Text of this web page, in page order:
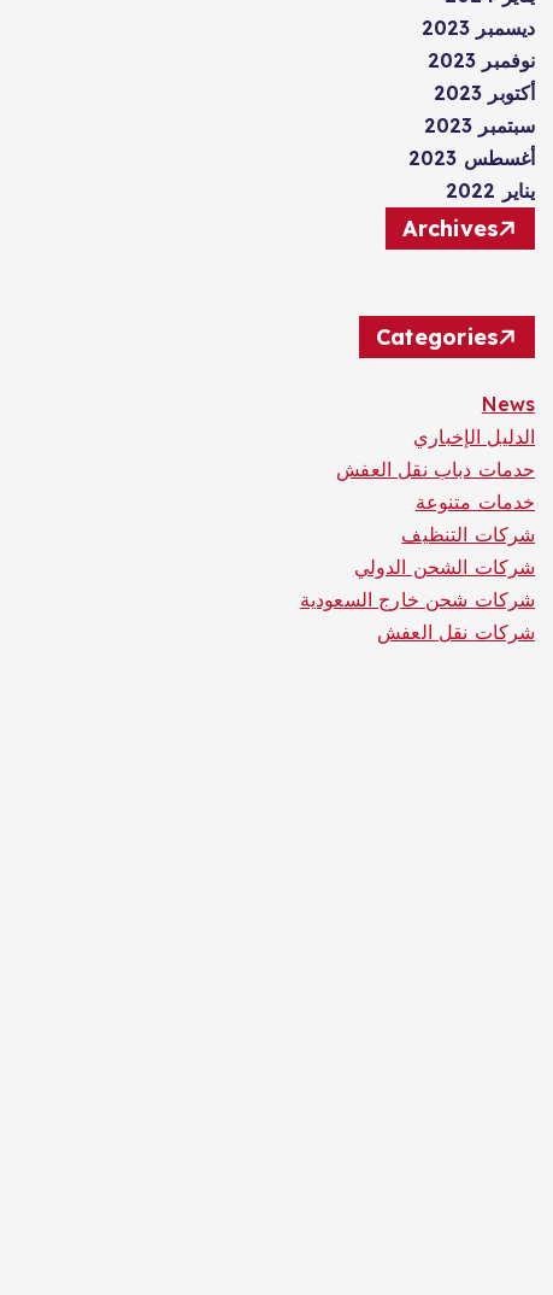
ديسمبر 2023
نوفمبر 2023
أكتوبر 2023
سبتمبر 2023
أغسطس 2023
يناير 2022
Archives
Categories
News
الدليل الإخباري
حدمات دباب نقل العفش
خدمات متنوعة
شركات التنظيف
شركات الشحن الدولي
شركات شحن خارج السعودية
شركات نقل العفش